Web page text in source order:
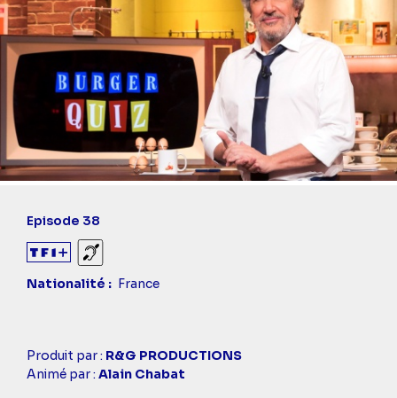
Titre
épisode
Episode 38
Sourds et malentendants
Nationalité
France
Casting
simba
Produit par : R&G PRODUCTIONS
Animé par : Alain Chabat